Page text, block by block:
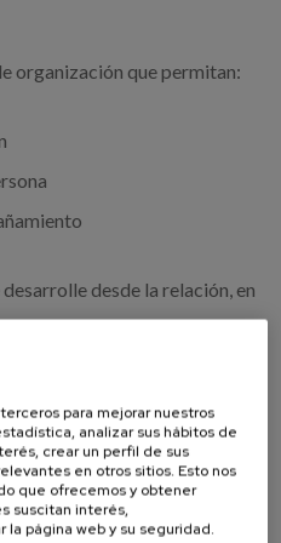
organización que permitan:
desde la relación, en
es la importancia de la
que la organización permita:
para mejorar nuestros
analizar sus hábitos de
crear un perfil de sus
en otros sitios. Esto nos
que ofrecemos y obtener
suscitan interés,
página web y su seguridad.